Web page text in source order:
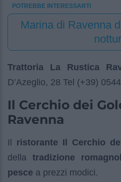
POTREBBE INTERESSARTI
Marina di Ravenna
Trattoria La Rustica
D’Azeglio, 28 Tel (+39)
Il Cerchio dei
Ravenna
Il ristorante Il Cerchio
della tradizione
pesce a prezzi modici.